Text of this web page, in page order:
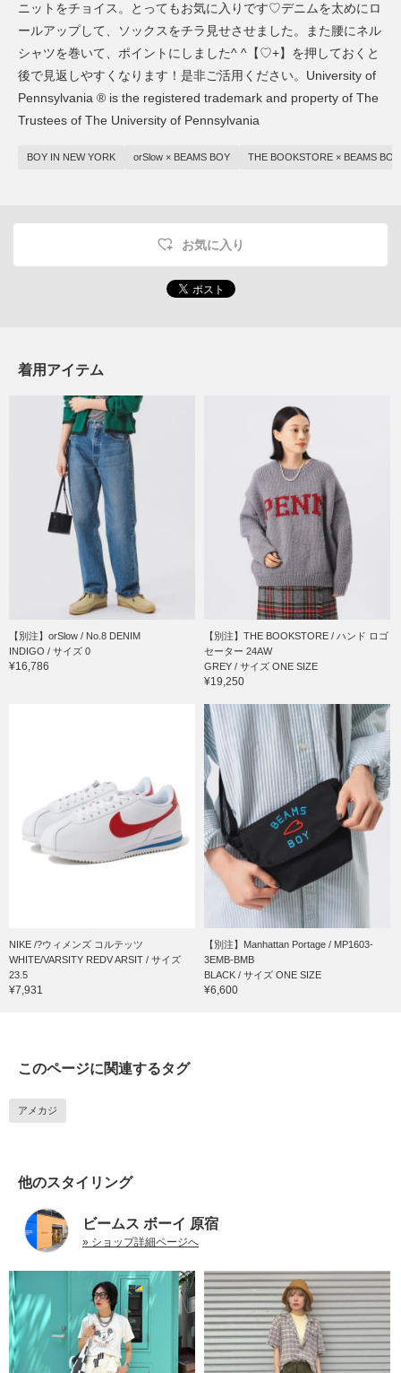
ニットをチョイス。とってもお気に入りです♡デニムを太めにロ
ールアップして、ソックスをチラ見せさせました。また腰にネル
シャツを巻いて、ポイントにしました^ ^【♡+】を押しておくと
後で見返しやすくなります！是非ご活用ください。University of
Pennsylvania ®︎ is the registered trademark and property of The
Trustees of The University of Pennsylvania
BOY IN NEW YORK orSlow × BEAMS BOY THE BOOKSTORE × BEAMS BOY
お気に入り
着用アイテム
【別注】orSlow / No.8 DENIM
INDIGO / サイズ 0
¥16,786
【別注】THE BOOKSTORE / ハンド ロゴ
セーター 24AW
GREY / サイズ ONE SIZE
¥19,250
NIKE /?ウィメンズ コルテッツ
WHITE/VARSITY REDV ARSIT / サイズ
23.5
¥7,931
【別注】Manhattan Portage / MP1603-
3EMB-BMB
BLACK / サイズ ONE SIZE
¥6,600
このページに関連するタグ
アメカジ
他のスタイリング
ビームス ボーイ 原宿
» ショップ詳細ページへ